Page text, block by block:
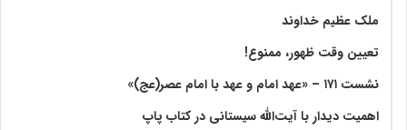
ملک عظیم خداوند
تعیین وقت ظهور، ممنوع!
نشست ۱۷۱ – «عهد امام و عهد با امام عصر(عج)»
اهمیت دیدار با آیت‌الله سیستانی در کتاب پاپ